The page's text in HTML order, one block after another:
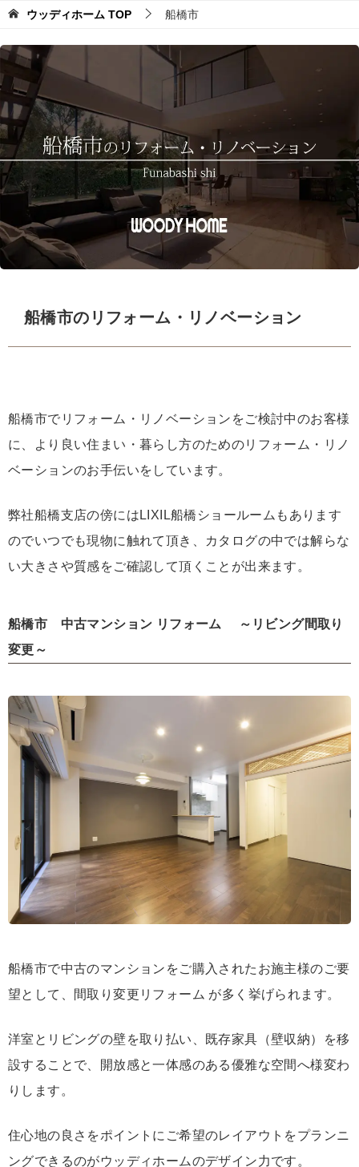
ウッディホーム TOP 船橋市
船橋市のリフォーム・リノベーション
船橋市でリフォーム・リノベーションをご検討中のお客様
に、より良い住まい・暮らし方のためのリフォーム・リノ
ベーションのお手伝いをしています。
弊社船橋支店の傍にはLIXIL船橋ショールームもあります
のでいつでも現物に触れて頂き、カタログの中では解らな
い大きさや質感をご確認して頂くことが出来ます。
船橋市 中古マンション リフォーム ～リビング間取り
変更～
船橋市で中古のマンションをご購入されたお施主様のご要
望として、間取り変更リフォーム が多く挙げられます。
洋室とリビングの壁を取り払い、既存家具（壁収納）を移
設することで、開放感と一体感のある優雅な空間へ様変わ
りします。
住心地の良さをポイントにご希望のレイアウトをプランニ
ングできるのがウッディホームのデザイン力です。